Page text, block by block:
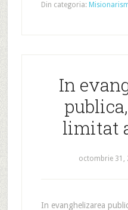
Din categoria:
In
limitat
octombrie 31,
In evanghelizarea